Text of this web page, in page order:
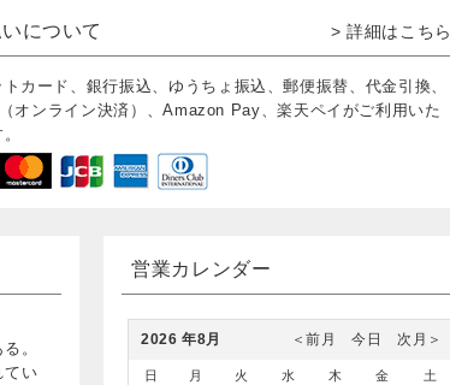
について > 詳細はこちら
トカード、銀行振込、ゆうちょ振込、郵便振替、代金引換、
オンライン決済）、Amazon Pay、楽天ペイがご利用いた
。
てい
営業カレンダー
2026 年8月 次月＞
今日
＜前月
日 月 火 水 木 金 土